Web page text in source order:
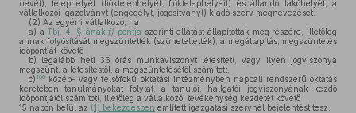
nevét), telephelyét (fióktelephelyét, fióktelephelyeit) és állandó lakóhelyét, a
vállalkozói igazolványt (engedélyt, jogosítványt) kiadó szerv megnevezését.
(2) Az egyéni vállalkozó, ha
a) a Tbj. 4. §-ánakf) pontja szerinti ellátást állapítottak meg részére, illetőleg
annak folyósítását megszüntették (szüneteltették), a megállapítás, megszüntetés
időpontját követő
b) legalább heti 36 órás munkaviszonyt létesített, vagy ilyen jogviszonya
megszűnt, a létesítéstől, a megszüntetésétől számított,
c) 100 közép- vagy felsőfokú oktatási intézményben nappali rendszerű oktatás
keretében tanulmányokat folytat, a tanulói, hallgatói jogviszonyának kezdő
időpontjától számított, illetőleg a vállalkozói tevékenység kezdetét követő
15 napon belül az (1) bekezdésben említett igazgatási szervnél bejelentést tesz.